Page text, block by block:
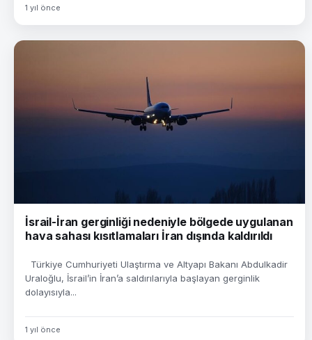
1 yıl önce
İsrail-İran gerginliği nedeniyle bölgede uygulanan
hava sahası kısıtlamaları İran dışında kaldırıldı
Türkiye Cumhuriyeti Ulaştırma ve Altyapı Bakanı Abdulkadir
Uraloğlu, İsrail’in İran’a saldırılarıyla başlayan gerginlik
dolayısıyla...
1 yıl önce